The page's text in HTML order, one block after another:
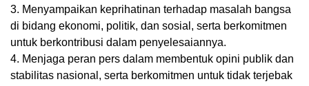
3. Menyampaikan keprihatinan terhadap masalah bangsa
di bidang ekonomi, politik, dan sosial, serta berkomitmen
untuk berkontribusi dalam penyelesaiannya.
4. Menjaga peran pers dalam membentuk opini publik dan
stabilitas nasional, serta berkomitmen untuk tidak terjebak